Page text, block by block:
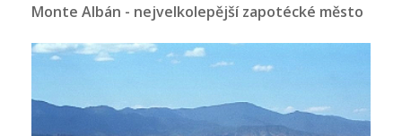
Monte Albán - nejvelkolepější zapotécké město